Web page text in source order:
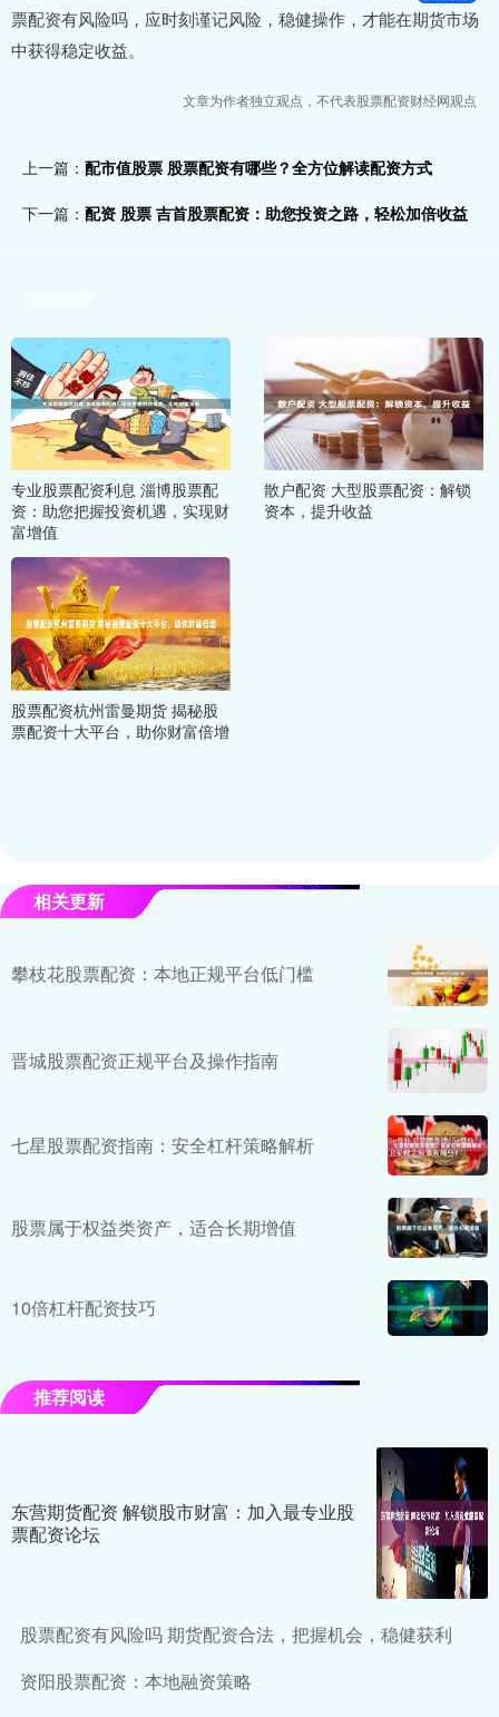
票配资有风险吗，应时刻谨记风险，稳健操作，才能在期货市场
中获得稳定收益。
文章为作者独立观点，不代表股票配资财经网观点
上一篇： 配市值股票 股票配资有哪些？全方位解读配资方式
下一篇： 配资 股票 吉首股票配资：助您投资之路，轻松加倍收益
专业股票配资利息 淄博股票配
资：助您把握投资机遇，实现财
富增值
散户配资 大型股票配资：解锁
资本，提升收益
股票配资杭州雷曼期货 揭秘股
票配资十大平台，助你财富倍增
相关更新
攀枝花股票配资：本地正规平台低门槛
晋城股票配资正规平台及操作指南
七星股票配资指南：安全杠杆策略解析
股票属于权益类资产，适合长期增值
10倍杠杆配资技巧
推荐阅读
东营期货配资 解锁股市财富：加入最专业股
票配资论坛
股票配资有风险吗 期货配资合法，把握机会，稳健获利
资阳股票配资：本地融资策略